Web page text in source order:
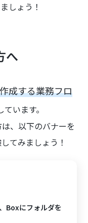
しょう！
へ
成する業務フロ
います。
、以下のバナーを
てみましょう！
Boxにフォルダを